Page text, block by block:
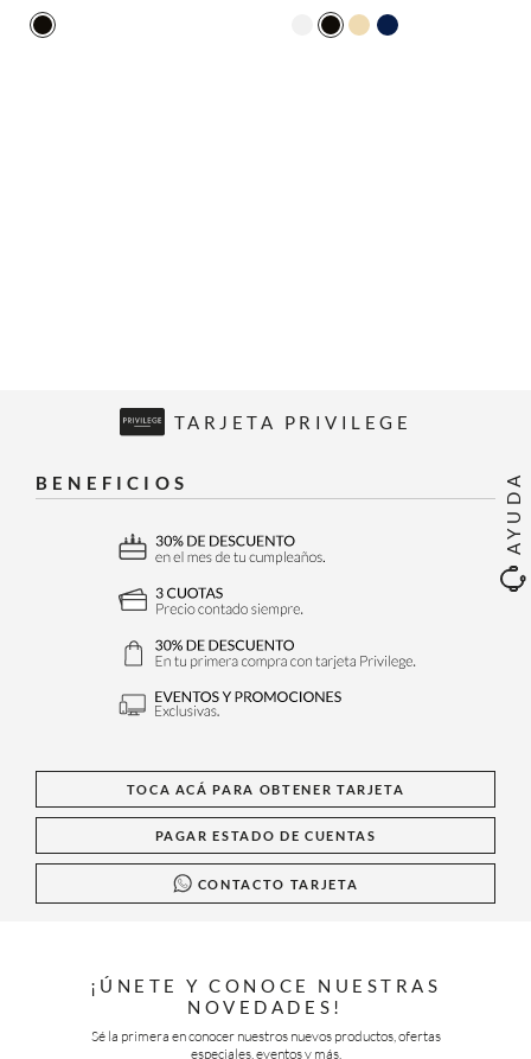
AYUDA
TARJETA PRIVILEGE
BENEFICIOS
TOCA ACÁ PARA OBTENER TARJETA
PAGAR ESTADO DE CUENTAS
CONTACTO TARJETA
¡ÚNETE Y CONOCE NUESTRAS
NOVEDADES!
Sé la primera en conocer nuestros nuevos productos, ofertas
especiales, eventos y más.